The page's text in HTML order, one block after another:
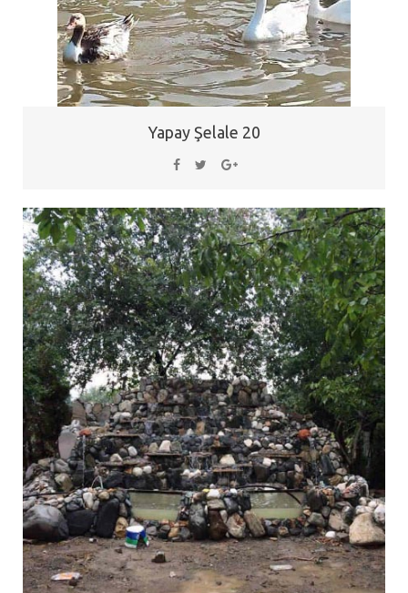
Yapay Şelale 20